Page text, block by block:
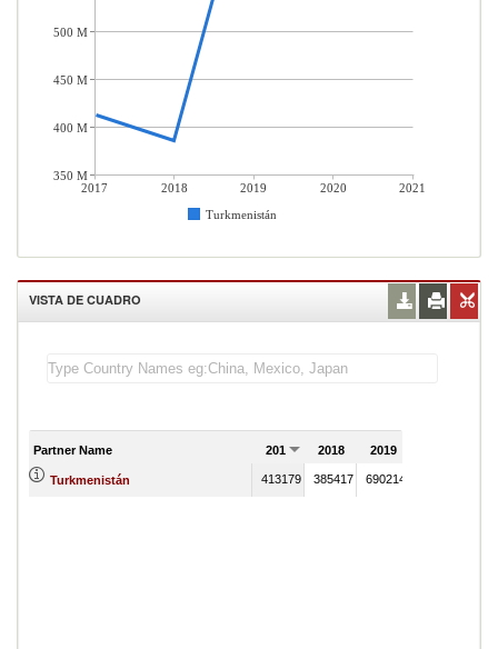
2017 2018 2019 2020
2021
Turkmenistán
500 M
450 M
400 M
350 M
VISTA DE CUADRO
Partner Name 2017 2018 2019
Turkmenistán 413179 385417 690214